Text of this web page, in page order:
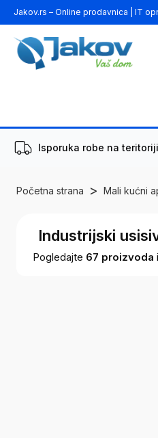
Jakov.rs – Online prodavnica | IT
Isporuka robe na
Početna strana > Mali kućni
Industrijski
Pogledajte 67 proizvoda